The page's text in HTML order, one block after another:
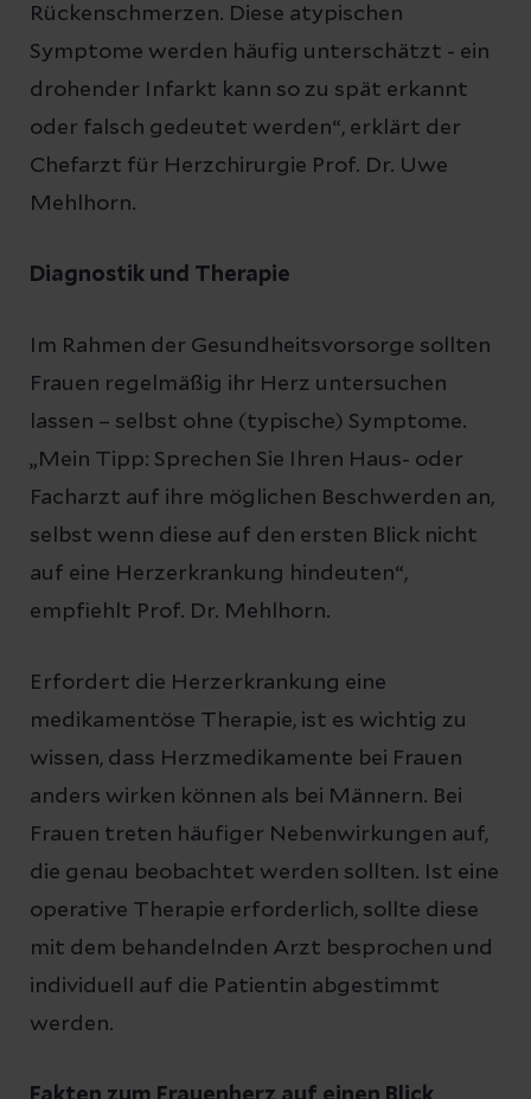
Rückenschmerzen. Diese atypischen
Symptome werden häufig unterschätzt - ein
drohender Infarkt kann so zu spät erkannt
oder falsch gedeutet werden“, erklärt der
Chefarzt für Herzchirurgie Prof. Dr. Uwe
Mehlhorn.
Diagnostik und Therapie
Im Rahmen der Gesundheitsvorsorge sollten
Frauen regelmäßig ihr Herz untersuchen
lassen – selbst ohne (typische) Symptome.
„Mein Tipp: Sprechen Sie Ihren Haus- oder
Facharzt auf ihre möglichen Beschwerden an,
selbst wenn diese auf den ersten Blick nicht
auf eine Herzerkrankung hindeuten“,
empfiehlt Prof. Dr. Mehlhorn.
Erfordert die Herzerkrankung eine
medikamentöse Therapie, ist es wichtig zu
wissen, dass Herzmedikamente bei Frauen
anders wirken können als bei Männern. Bei
Frauen treten häufiger Nebenwirkungen auf,
die genau beobachtet werden sollten. Ist eine
operative Therapie erforderlich, sollte diese
mit dem behandelnden Arzt besprochen und
individuell auf die Patientin abgestimmt
werden.